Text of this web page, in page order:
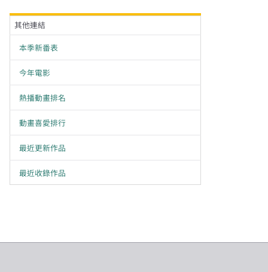
其他連結
本季新番表
今年電影
熱播動畫排名
動畫喜愛排行
最近更新作品
最近收錄作品